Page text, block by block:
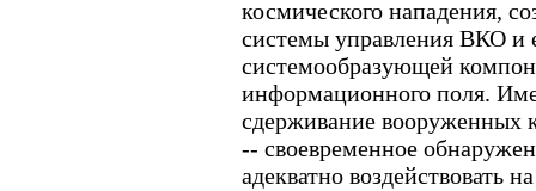
космического нападения,
системы управления ВКО и
системообразующей
информационного поля.
сдерживание вооруженных
-- своевременное
адекватно воздействовать